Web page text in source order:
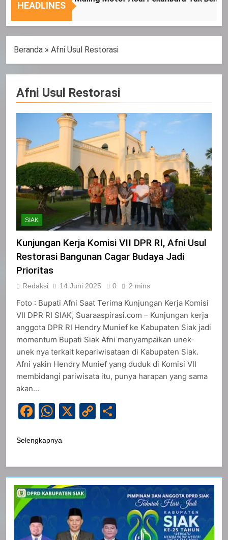
Nasional
Tepat
HEADLINES
Beranda » Afni Usul Restorasi
Afni Usul Restorasi
SIAK
Kunjungan Kerja Komisi VII DPR RI, Afni Usul
Restorasi Bangunan Cagar Budaya Jadi
Prioritas
Redaksi 14 Juni 2025 0 2 mins
Foto : Bupati Afni Saat Terima Kunjungan Kerja Komisi
VII DPR RI SIAK, Suaraaspirasi.com – Kunjungan kerja
anggota DPR RI Hendry Munief ke Kabupaten Siak jadi
momentum Bupati Siak Afni menyampaikan unek-
unek nya terkait kepariwisataan di Kabupaten Siak.
Afni yakin Hendry Munief yang duduk di Komisi VII
membidangi pariwisata itu, punya harapan yang sama
akan…
Facebook
WhatsApp
X
Copy
Selengkapnya